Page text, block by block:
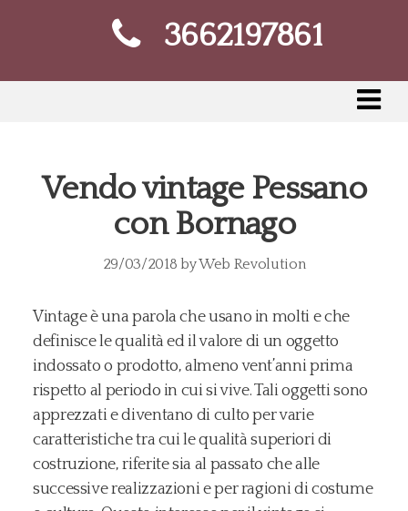
3662197861
Vendo vintage Pessano
con Bornago
29/03/2018 byWeb Revolution
Vintage è una parola che usano in molti e che
definisce le qualità ed il valore di un oggetto
indossato o prodotto, almeno vent’anni prima
rispetto al periodo in cui si vive. Tali oggetti sono
apprezzati e diventano di culto per varie
caratteristiche tra cui le qualità superiori di
costruzione, riferite sia al passato che alle
successive realizzazioni e per ragioni di costume